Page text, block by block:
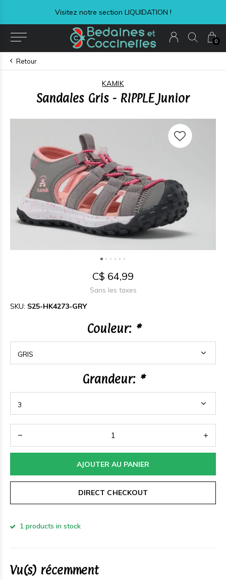
0
Visitez notre section LIQUIDATION !
Retour
KAMIK
Sandales Gris - RIPPLE Junior
C$ 64,99
Sans les taxes
SKU: S25-HK4273-GRY
Couleur: *
Grandeur: *
AJOUTER AU PANIER
DIRECT CHECKOUT
1 products in stock
Vu(s) récemment